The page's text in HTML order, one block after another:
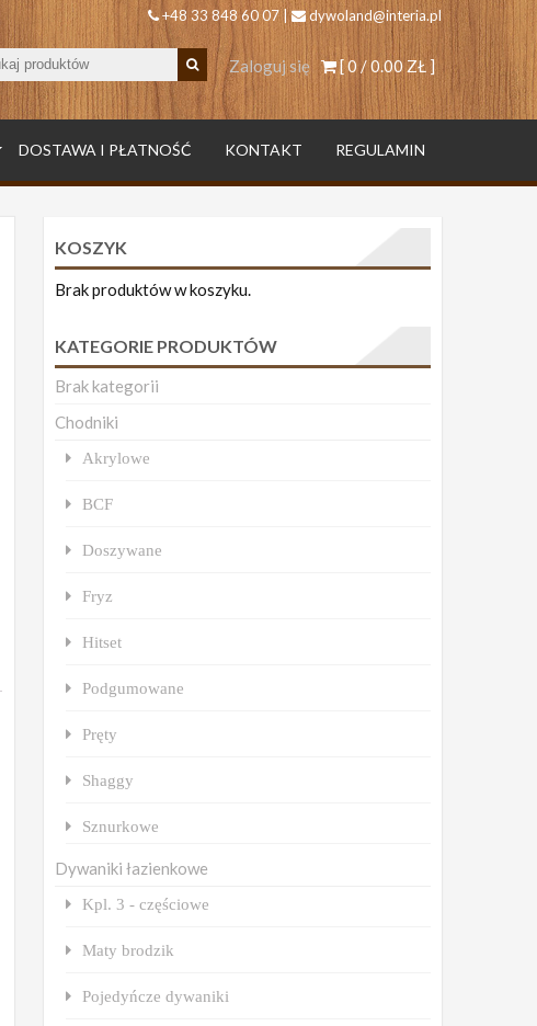
+48 33 848 60 07 | dywoland@interia.pl
[ 0 /0.00 ZŁ]
Zaloguj się
DOSTAWA I PŁATNOŚĆ KONTAKT REGULAMIN
KOSZYK
Brak produktów w koszyku.
KATEGORIE PRODUKTÓW
Brak kategorii
Chodniki
Akrylowe
BCF
Doszywane
Fryz
Hitset
Podgumowane
Pręty
Shaggy
Sznurkowe
Dywaniki łazienkowe
Kpl. 3 - częściowe
Maty brodzik
Pojedyńcze dywaniki